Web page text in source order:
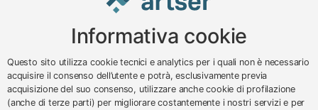
© 2024 – 2026 - ARTSER SRL
Informativa cookie
Questo sito utilizza cookie tecnici e analytics per i quali non è necessario
acquisire il consenso dell’utente e potrà, esclusivamente previa
acquisizione del suo consenso, utilizzare anche cookie di profilazione
(anche di terze parti) per migliorare costantemente i nostri servizi e per